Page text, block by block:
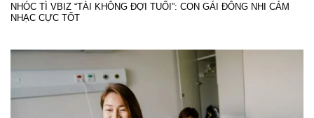
NHÓC TÌ VBIZ “TÀI KHÔNG ĐỢI TUỔI”: CON GÁI ĐÔNG NHI CẢM
NHẠC CỰC TỐT